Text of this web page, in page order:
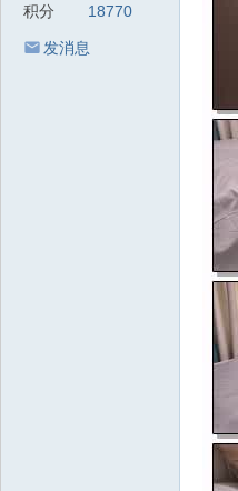
积分 18770
发消息